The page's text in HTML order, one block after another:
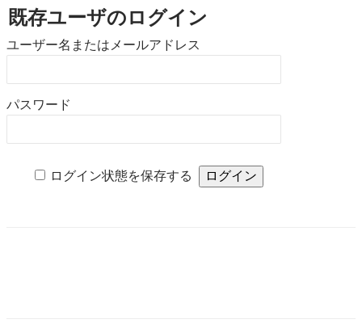
既存ユーザのログイン
ユーザー名またはメールアドレス
パスワード
ログイン状態を保存する